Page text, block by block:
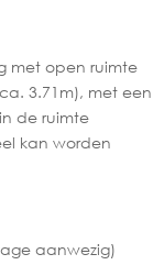
met open ruimte
3.71m), met een
de ruimte
kan worden
aanwezig)